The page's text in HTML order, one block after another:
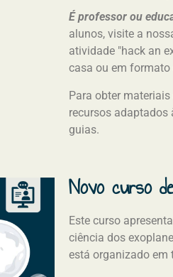
É professor ou
alunos, visite a
atividade "hack an
casa ou em formato
Para obter
recursos adaptados
guias.
Novo curso
Este curso
ciência dos
está organizado em